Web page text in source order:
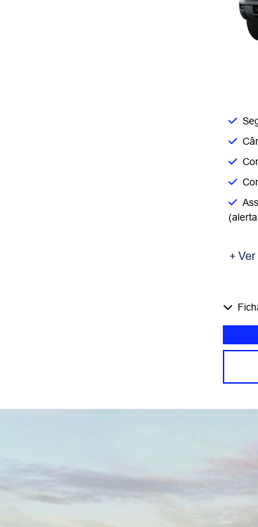
+